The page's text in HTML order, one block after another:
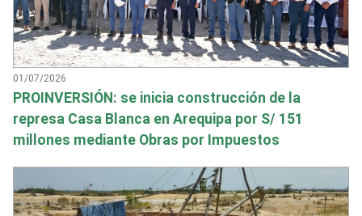
01/07/2026
PROINVERSIÓN: se inicia construcción de la
represa Casa Blanca en Arequipa por S/ 151
millones mediante Obras por Impuestos